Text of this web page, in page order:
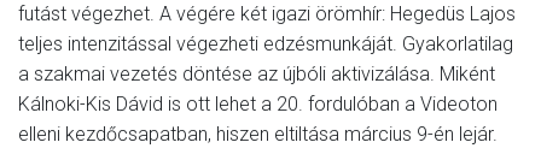
futást végezhet. A végére két igazi örömhír: Hegedüs Lajos
teljes intenzitással végezheti edzésmunkáját. Gyakorlatilag
a szakmai vezetés döntése az újbóli aktivizálása. Miként
Kálnoki-Kis Dávid is ott lehet a 20. fordulóban a Videoton
elleni kezdőcsapatban, hiszen eltiltása március 9-én lejár.